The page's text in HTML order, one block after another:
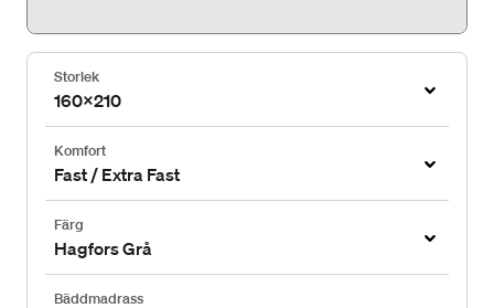
Storlek
160x210
Komfort
Fast / Extra Fast
Färg
Hagfors Grå
Bäddmadrass